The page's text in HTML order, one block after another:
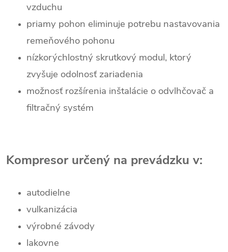
vzduchu
priamy pohon eliminuje potrebu nastavovania
remeňového pohonu
nízkorýchlostný skrutkový modul, ktorý
zvyšuje odolnosť zariadenia
možnosť rozšírenia inštalácie o odvlhčovač a
filtračný systém
Kompresor určený na prevádzku v:
autodielne
vulkanizácia
výrobné závody
lakovne